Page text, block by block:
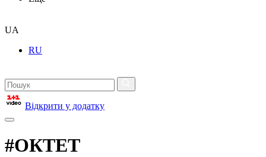
UA
RU
Відкрити у додатку
#ОКТЕТ